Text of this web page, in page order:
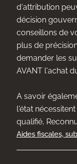
d'attribution
décision
conseillons de
plus de
demander les
AVANT l'achat
A savoir
l'état
qualifié,
Aides fiscales,